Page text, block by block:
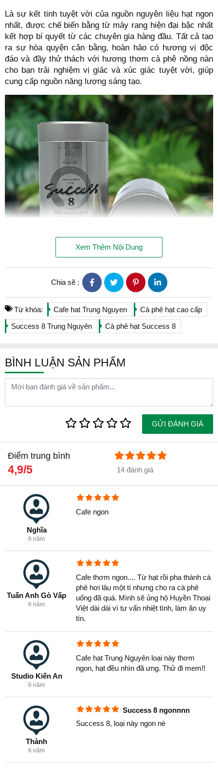
Là sự kết tinh tuyệt vời của nguồn nguyên liệu hạt ngon
nhất, được chế biến bằng từ máy rang hiện đại bậc nhất
kết hợp bí quyết từ các chuyên gia hàng đầu. Tất cả tạo
ra sự hòa quyện cân bằng, hoàn hảo có hương vị độc
đáo và đầy thử thách với hương thơm cà phê nồng nàn
cho bạn trải nghiệm vị giác và xúc giác tuyệt vời, giúp
cung cấp nguồn năng lượng sáng tạo.
Cafe hạt Trung Nguyên Success 8 - 250gam/Lon
Cafe Hạt Trung Nguyên Success 8 - 340gam
Cà phê hạt 100% Arabica khi xay và pha thì có hương
thơm của hoa và trái cây. Đây là loại cà phê thượng
hạng dành cho những người yêu cà phê.
Xem Thêm Nội Dung
Chia sẽ :
Từ khóa: Cafe hat Trung Nguyen
Cà phê hạt cao cấp
Success 8 Trung Nguyên
Cà phê hạt Success 8
BÌNH LUẬN SẢN PHẨM
GỬI ĐÁNH GIÁ
Điểm trung bình
4,9/5 14 đánh giá
Nghĩa
6 năm
Cafe ngon
Tuấn Anh Gò Vấp
6 năm
Cafe thơm ngon.... Từ hạt rồi pha thành cà
phê hơi lâu một tí nhưng cho ra cà phê
uống đã quá. Mình sẽ ủng hộ Huyền Thoại
Việt dài dài vì tư vấn nhiệt tình, làm ăn uy
tín.
Studio Kiến An
6 năm
Cafe hạt Trung Nguyên loại này thơm
ngon, hạt đều nhìn đã ưng. Thử đi mem!!
Thành
6 năm
Success 8 ngonnnn
Success 8, loại này ngon nè